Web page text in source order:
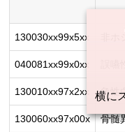
130030xx99x5xx 非
040081xx99x0xx 誤
130010xx97x2xx 急性
130060xx97x00x 骨髄